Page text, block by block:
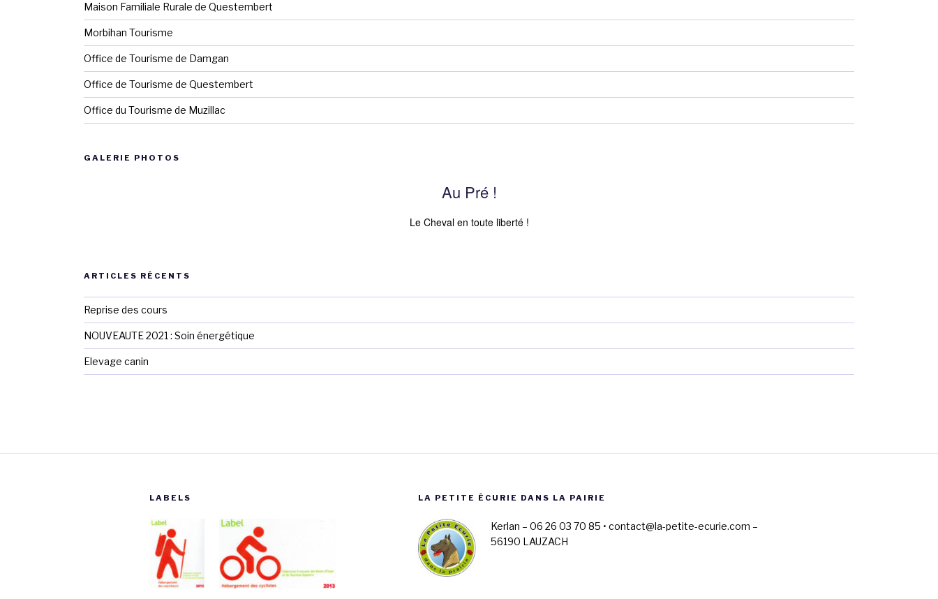
Maison Familiale Rurale de Questembert
Morbihan Tourisme
Office de Tourisme de Damgan
Office de Tourisme de Questembert
Office du Tourisme de Muzillac
GALERIE PHOTOS
Au Pré !
Le Cheval en toute liberté !
ARTICLES RÉCENTS
Reprise des cours
NOUVEAUTE 2021 : Soin énergétique
Elevage canin
LABELS LA PETITE ÉCURIE DANS LA PAIRIE
Kerlan – 06 26 03 70 85 • contact@la-petite-ecurie.com –
56190 LAUZACH